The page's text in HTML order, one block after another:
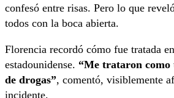
confesó entre risas. Pero lo que
todos con la boca abierta.
Florencia recordó cómo fue tratada
estadounidense. “Me trataron
de drogas”, comentó, visiblemente
incidente.